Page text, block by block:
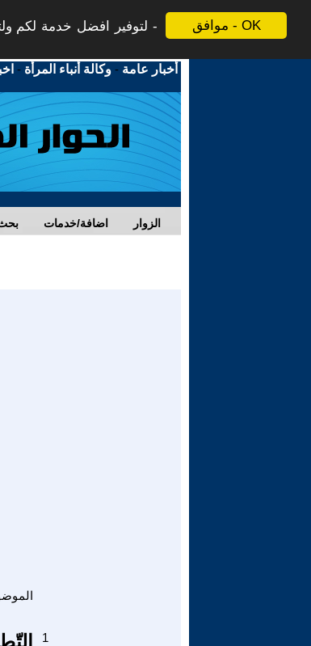
موافق - OK
لتوفير افضل خدمة لكم
أخبار عامة -وكالة أنباء المرأة -
اضافة/خدمات الزوار
1